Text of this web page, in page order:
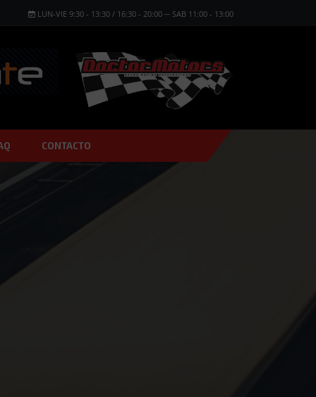
LUN-VIE 9:30 - 13:30 / 16:30 - 20:00 ─ SAB 11:00 - 13:00
CONTACTO